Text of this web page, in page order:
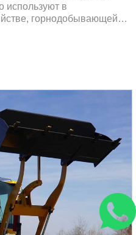
используют в
горнодобывающей
безопасности:
позволяет
что дополнительно